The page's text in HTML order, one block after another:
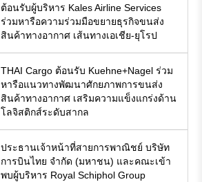
ต้อนรับผู้บริหาร Kales Airline Services
ร่วมหารือความร่วมมือขยายธุรกิจขนส่ง
สินค้าทางอากาศ เส้นทางเอเชีย-ยุโรป
THAI Cargo ต้อนรับ Kuehne+Nagel ร่วม
หารือแนวทางพัฒนาศักยภาพการขนส่ง
สินค้าทางอากาศ เสริมความแข็งแกร่งด้าน
โลจิสติกส์ระดับสากล
ประธานเจ้าหน้าที่สายการพาณิชย์ บริษัท
การบินไทย จำกัด (มหาชน) และคณะเข้า
พบผู้บริหาร Royal Schiphol Group